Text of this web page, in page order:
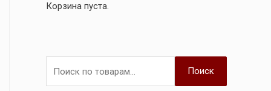
Корзина пуста.
Поиск